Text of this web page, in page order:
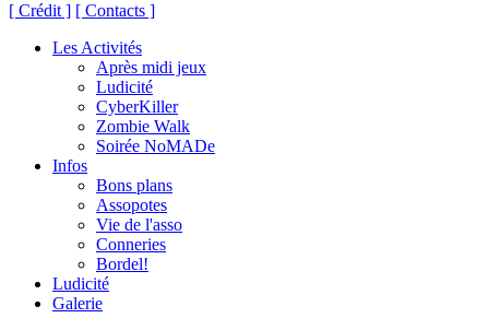
[ Crédit ] [ Contacts ]
Les Activités
Après midi jeux
Ludicité
CyberKiller
Zombie Walk
Soirée NoMADe
Infos
Bons plans
Assopotes
Vie de l'asso
Conneries
Bordel!
Ludicité
Galerie